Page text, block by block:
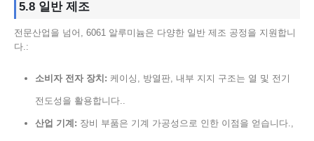
5.8 일반 제조
전문산업을 넘어, 6061 알루미늄은 다양한 일반 제조 공정을 지원합니
다.:
소비자 전자 장치: 케이싱, 방열판, 내부 지지 구조는 열 및 전기
전도성을 활용합니다..
산업 기계: 장비 부품은 기계 가공성으로 인한 이점을 얻습니다.,